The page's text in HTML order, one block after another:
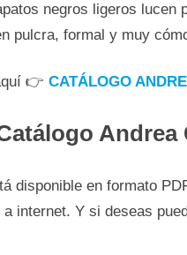
negros ligeros lucen
pulcra, formal y muy
👉 CATÁLOGO
Andrea
disponible en formato
internet. Y si deseas